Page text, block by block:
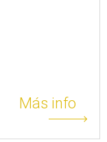
Más info